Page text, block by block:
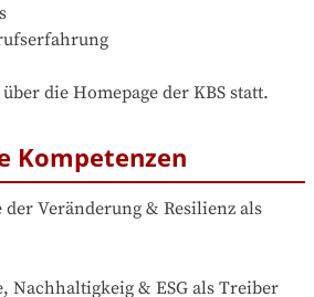
die Homepage der KBS statt.
Kompetenzen
Veränderung & Resilienz als
Nachhaltigkeig & ESG als Treiber